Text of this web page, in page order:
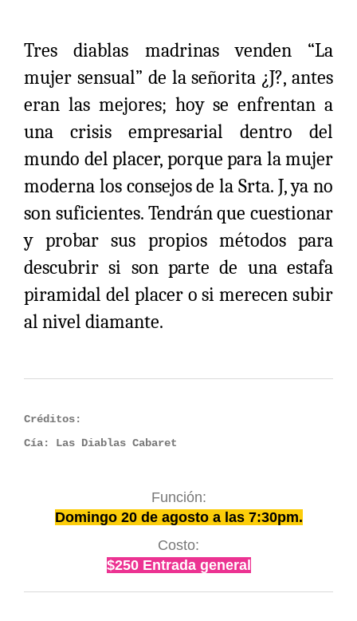
Tres diablas madrinas venden “La
mujer sensual” de la señorita ¿J?, antes
eran las mejores; hoy se enfrentan a
una crisis empresarial dentro del
mundo del placer, porque para la mujer
moderna los consejos de la Srta. J, ya no
son suficientes. Tendrán que cuestionar
y probar sus propios métodos para
descubrir si son parte de una estafa
piramidal del placer o si merecen subir
al nivel diamante.
Créditos:
Cía: Las Diablas Cabaret
Función:
Domingo 20 de agosto a las 7:30pm.
Costo:
$250 Entrada general